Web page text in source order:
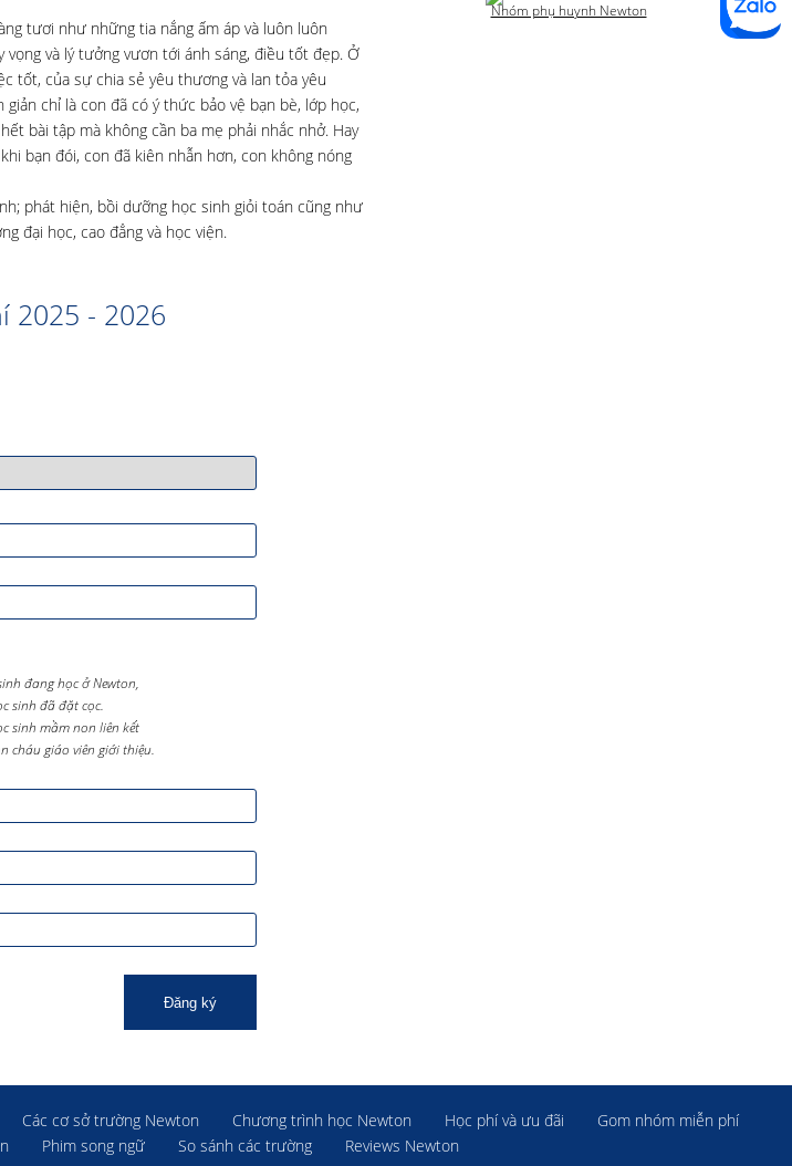
tươi như những tia nắng ấm áp và luôn luôn
và lý tưởng vươn tới ánh sáng, điều tốt đẹp. Ở
tốt, của sự chia sẻ yêu thương và lan tỏa yêu
chỉ là con đã có ý thức bảo vệ bạn bè, lớp học,
bài tập mà không cần ba mẹ phải nhắc nhở. Hay
bạn đói, con đã kiên nhẫn hơn, con không nóng
phát hiện, bồi dưỡng học sinh giỏi toán cũng như
đại học, cao đẳng và học viện.
2025 - 2026
đang học ở Newton,
sinh đã đặt cọc.
sinh mầm non liên kết
cháu giáo viên giới thiệu.
Đăng ký
Nhóm phụ huynh Newton
Các cơ sở trường Newton Chương trình học Newton Học phí và ưu đãi
Gom nhóm miễn phí
Phim song ngữ So sánh các trường Reviews Newton